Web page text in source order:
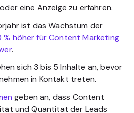
oder eine Anzeige zu erfahren.
ist das Wachstum der
% höher für Content Marketing
.
sich 3 bis 5 Inhalte an, bevor
in Kontakt treten.
geben an, dass Content
und Quantität der Leads